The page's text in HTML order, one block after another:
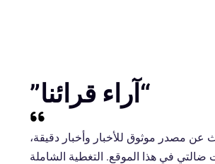
“آراء قرائنا”
عن مصدر موثوق للأخبار وأخبار دقيقة،
في هذا الموقع. التغطية الشاملة